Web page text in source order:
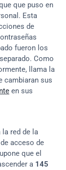
que puso en
Esta
de
fueron los
Como
llama la
cambiaran sus
en sus
red de la
acceso de
que el
a 145